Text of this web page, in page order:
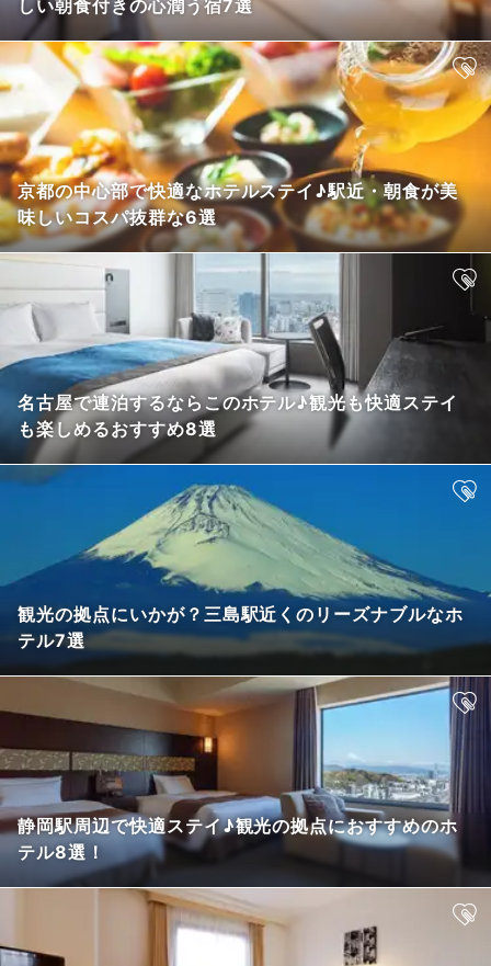
しい朝食付きの心潤う宿7選
京都の中心部で快適なホテルステイ♪駅近・朝食が美
味しいコスパ抜群な6選
名古屋で連泊するならこのホテル♪観光も快適ステイ
も楽しめるおすすめ8選
観光の拠点にいかが？三島駅近くのリーズナブルなホ
テル7選
静岡駅周辺で快適ステイ♪観光の拠点におすすめのホ
テル8選！